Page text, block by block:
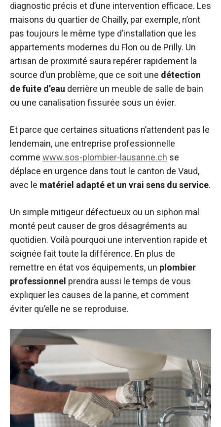
diagnostic précis et d’une intervention efficace. Les
maisons du quartier de Chailly, par exemple, n’ont
pas toujours le même type d’installation que les
appartements modernes du Flon ou de Prilly. Un
artisan de proximité saura repérer rapidement la
source d’un problème, que ce soit une détection
de fuite d’eau derrière un meuble de salle de bain
ou une canalisation fissurée sous un évier.
Et parce que certaines situations n’attendent pas le
lendemain, une entreprise professionnelle
comme www.sos-plombier-lausanne.ch se
déplace en urgence dans tout le canton de Vaud,
avec le matériel adapté et un vrai sens du service.
Un simple mitigeur défectueux ou un siphon mal
monté peut causer de gros désagréments au
quotidien. Voilà pourquoi une intervention rapide et
soignée fait toute la différence. En plus de
remettre en état vos équipements, un plombier
professionnel prendra aussi le temps de vous
expliquer les causes de la panne, et comment
éviter qu’elle ne se reproduise.